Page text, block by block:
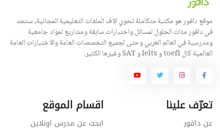
موقع دافور هو مكتبة متكاملة تحوي الاف الملفات التعليمية المجانية, ستجد
في دافور مئات الحلول لمسائل واختبارات سابقة ومشاريع لمواد جامعية
ومدرسية في العالم العربي وحتى لجميع التخصصات العامة والاختبارات العامة
العالمية كال toefl و Ielts و SAT وغيرها الكثير.
تعرّف علينا
عن دافور
اقسام الموقع
ابحث عن مدرس اونلاين